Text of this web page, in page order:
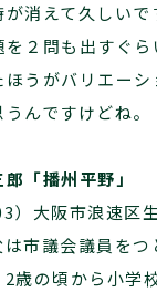
消えて久しいで
２問も出すぐ
うがバリエー
んですけどね。
「播州平野」
）大阪市浪速区
市議会議員をつ
歳の頃から小学